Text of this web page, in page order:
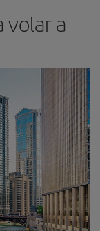
volar a